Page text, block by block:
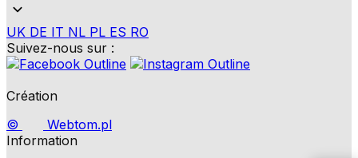
UK DE IT NL PL ES RO
Suivez-nous sur :
Création
©
Webtom.pl
Information